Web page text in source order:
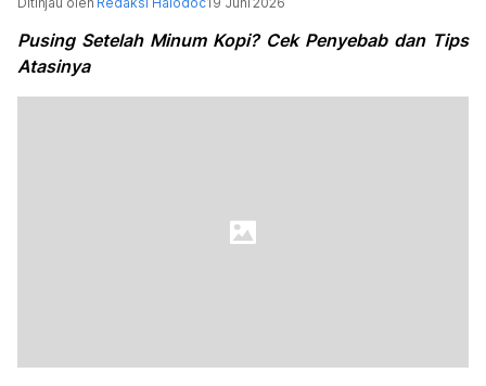
Pusing Setelah Minum Kopi? Cek Penyebab dan Tips
Atasinya